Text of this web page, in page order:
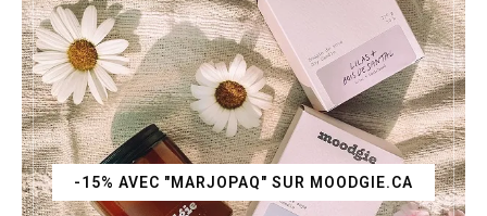
-15% AVEC "MARJOPAQ" SUR MOODGIE.CA